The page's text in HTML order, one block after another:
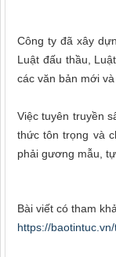
Công ty đã xây
Luật đấu thầu,
các văn bản mới
Việc tuyên truyền
thức tôn trọng và
phải gương mẫu,
Bài viết có tham
https://